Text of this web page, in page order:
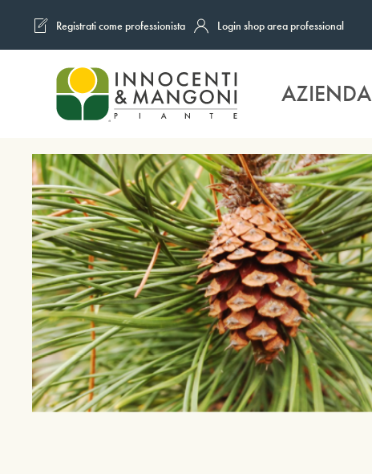
Skip to main content
Registrati come professionista Login shop area professional
AZIENDA